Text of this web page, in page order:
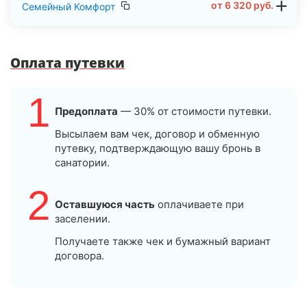
Семейный Комфорт от6 320 руб.
Оплата путевки
1 Предоплата — 30% от стоимости путевки.
Высылаем вам чек, договор и обменную
путевку, подтверждающую вашу бронь в
санатории.
2 Оставшуюся часть оплачиваете при
заселении.
Получаете также чек и бумажный вариант
договора.